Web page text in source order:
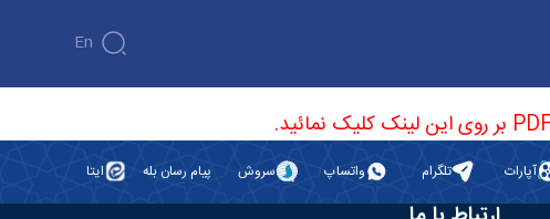
En
آپارات تلگرام واتساپ سروش پیام رسان بله ایتا